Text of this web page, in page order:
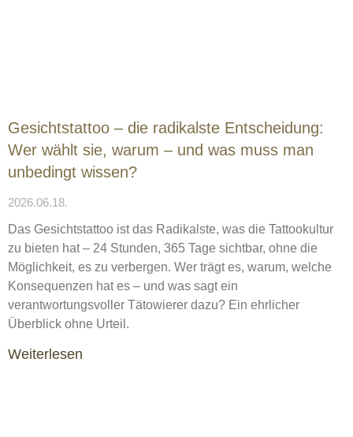
Gesichtstattoo – die radikalste Entscheidung:
Wer wählt sie, warum – und was muss man
unbedingt wissen?
2026.06.18.
Das Gesichtstattoo ist das Radikalste, was die Tattookultur
zu bieten hat – 24 Stunden, 365 Tage sichtbar, ohne die
Möglichkeit, es zu verbergen. Wer trägt es, warum, welche
Konsequenzen hat es – und was sagt ein
verantwortungsvoller Tätowierer dazu? Ein ehrlicher
Überblick ohne Urteil.
Weiterlesen